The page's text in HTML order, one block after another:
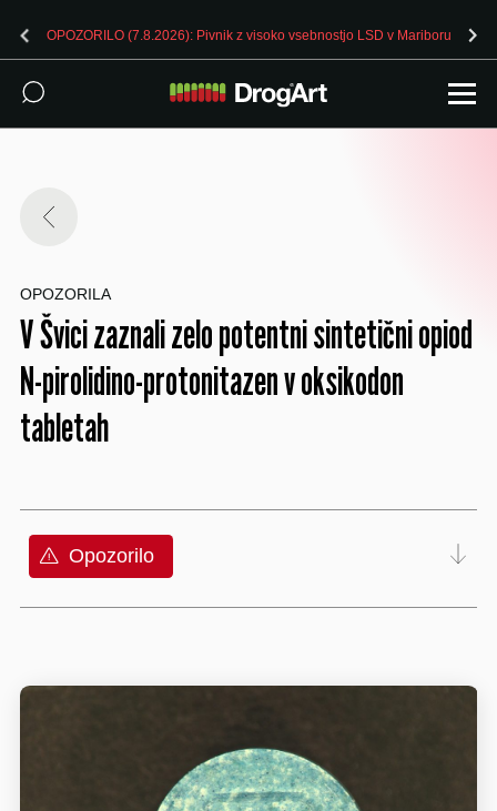
OPOZORILO (7.8.2026): Pivnik z visoko vsebnostjo LSD v Mariboru
OPOZORILA
V Švici zaznali zelo potentni sintetični opiod
N-pirolidino-protonitazen v oksikodon
tabletah
Opozorilo